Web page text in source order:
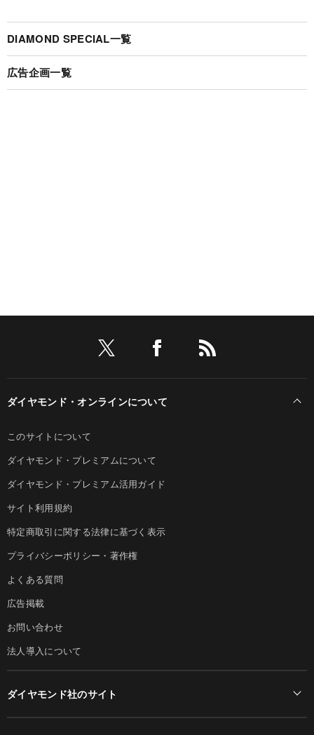
DIAMOND SPECIAL一覧
広告企画一覧
ダイヤモンド・オンラインについて
このサイトについて
ダイヤモンド・プレミアムについて
ダイヤモンド・プレミアム活用ガイド
サイト利用規約
特定商取引に関する法律に基づく表示
プライバシーポリシー・著作権
よくある質問
広告掲載
お問い合わせ
法人導入について
ダイヤモンド社のサイト